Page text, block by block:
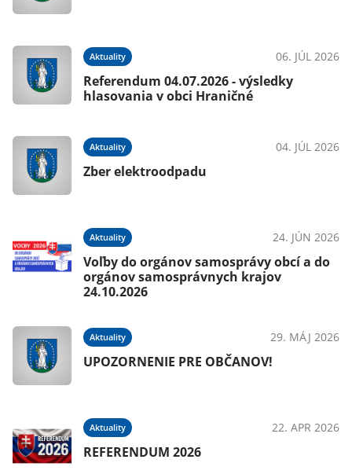
Aktuality 06. JÚL 2026
Referendum 04.07.2026 - výsledky
hlasovania v obci Hraničné
Aktuality 04. JÚL 2026
Zber elektroodpadu
Aktuality 24. JÚN 2026
Voľby do orgánov samosprávy obcí a do
orgánov samosprávnych krajov
24.10.2026
Aktuality 29. MÁJ 2026
UPOZORNENIE PRE OBČANOV!
Aktuality 22. APR 2026
REFERENDUM 2026